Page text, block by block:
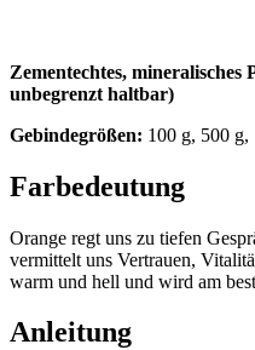
Zementechtes,
unbegrenzt haltbar)
Gebindegrößen: 100 g, 500 g,
Farbedeutung
Orange regt uns zu tiefen
vermittelt uns Vertrauen,
warm und hell und wird am
Anleitung